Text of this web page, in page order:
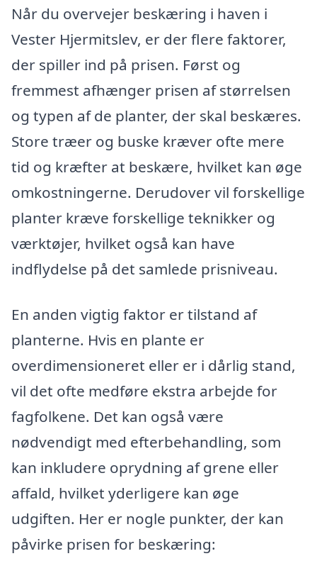
Når du overvejer beskæring i haven i
Vester Hjermitslev, er der flere faktorer,
der spiller ind på prisen. Først og
fremmest afhænger prisen af størrelsen
og typen af de planter, der skal beskæres.
Store træer og buske kræver ofte mere
tid og kræfter at beskære, hvilket kan øge
omkostningerne. Derudover vil forskellige
planter kræve forskellige teknikker og
værktøjer, hvilket også kan have
indflydelse på det samlede prisniveau.
En anden vigtig faktor er tilstand af
planterne. Hvis en plante er
overdimensioneret eller er i dårlig stand,
vil det ofte medføre ekstra arbejde for
fagfolkene. Det kan også være
nødvendigt med efterbehandling, som
kan inkludere oprydning af grene eller
affald, hvilket yderligere kan øge
udgiften. Her er nogle punkter, der kan
påvirke prisen for beskæring: